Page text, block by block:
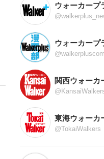
ウォーカープ
ウォーカープ
関西ウォーカ
東海ウォーカ
@TokaiWalkers